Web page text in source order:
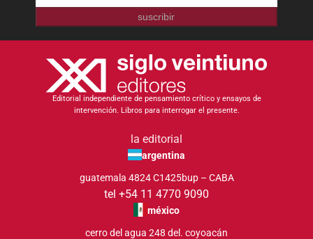
suscribir
Editorial independiente de pensamiento crítico y ensayos de
intervención. Libros para interrogar el presente.
la editorial
argentina
guatemala 4824 C1425bup – CABA
tel +54 11 4770 9090
méxico
cerro del agua 248 del. coyoacán